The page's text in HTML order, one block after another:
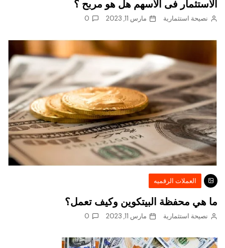
الاستثمار فى الأسهم هل هو مربح ؟
نصيحة استثمارية مارس 11, 2023 0
العملات الرقميه
ما هي محفظة البيتكوين وكيف تعمل؟
نصيحة استثمارية مارس 11, 2023 0